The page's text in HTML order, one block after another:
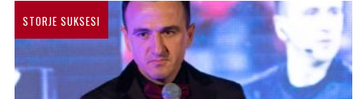
STORJE SUKSESI